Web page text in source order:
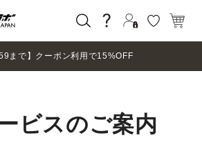
新規会員登録
ログアウト
まで】クーポン利用で15%OFF
ビスのご案内